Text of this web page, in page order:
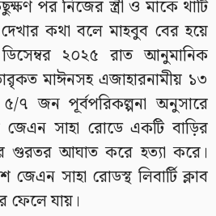
পর নিজের স্ত্রী ও মাকে থার্টি
দেখার কথা বলে মাহবুব বের হয়ে
২০২৫ রাত আনুমানিক
মাঈনসহ এজাহারনামীয় ১৩
৭ জন পূর্বপরিকল্পনা অনুসারে
জেএন সাহা রোডে একটি বাড়ির
গুরতর আঘাত করে হত্যা করে।
সাহা রোডস্থ লিবার্টি ক্লাব
ফেলে যায়।